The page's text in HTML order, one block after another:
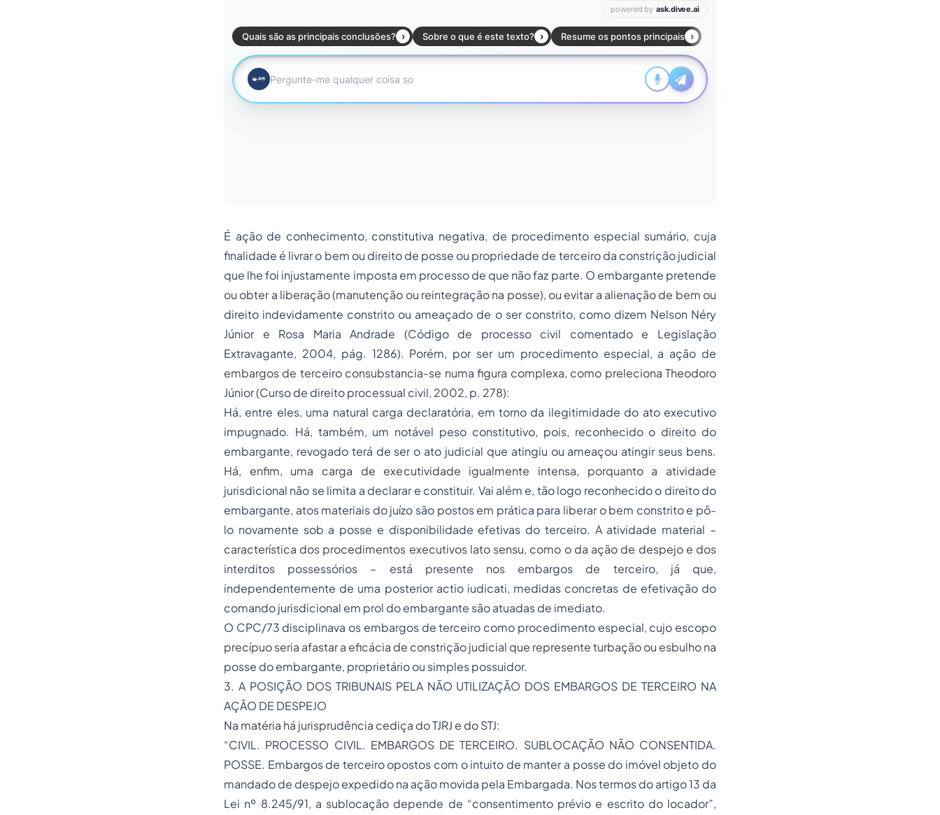
É ação de conhecimento, constitutiva negativa, de procedimento especial sumário, cuja
finalidade é livrar o bem ou direito de posse ou propriedade de terceiro da constrição judicial
que lhe foi injustamente imposta em processo de que não faz parte. O embargante pretende
ou obter a liberação (manutenção ou reintegração na posse), ou evitar a alienação de bem ou
direito indevidamente constrito ou ameaçado de o ser constrito, como dizem Nelson Néry
Júnior e Rosa Maria Andrade (Código de processo civil comentado e Legislação
Extravagante, 2004, pág. 1286). Porém, por ser um procedimento especial, a ação de
embargos de terceiro consubstancia-se numa figura complexa, como preleciona Theodoro
Júnior (Curso de direito processual civil, 2002, p. 278):
Há, entre eles, uma natural carga declaratória, em torno da ilegitimidade do ato executivo
impugnado. Há, também, um notável peso constitutivo, pois, reconhecido o direito do
embargante, revogado terá de ser o ato judicial que atingiu ou ameaçou atingir seus bens.
Há, enfim, uma carga de executividade igualmente intensa, porquanto a atividade
jurisdicional não se limita a declarar e constituir. Vai além e, tão logo reconhecido o direito do
embargante, atos materiais do juízo são postos em prática para liberar o bem constrito e pô-
lo novamente sob a posse e disponibilidade efetivas do terceiro. A atividade material –
característica dos procedimentos executivos lato sensu, como o da ação de despejo e dos
interditos possessórios – está presente nos embargos de terceiro, já que,
independentemente de uma posterior actio iudicati, medidas concretas de efetivação do
comando jurisdicional em prol do embargante são atuadas de imediato.
O CPC/73 disciplinava os embargos de terceiro como procedimento especial, cujo escopo
precípuo seria afastar a eficácia de constrição judicial que represente turbação ou esbulho na
posse do embargante, proprietário ou simples possuidor.
3. A POSIÇÃO DOS TRIBUNAIS PELA NÃO UTILIZAÇÃO DOS EMBARGOS DE TERCEIRO NA
AÇÃO DE DESPEJO
Na matéria há jurisprudência cediça do TJRJ e do STJ:
“CIVIL. PROCESSO CIVIL. EMBARGOS DE TERCEIRO. SUBLOCAÇÃO NÃO CONSENTIDA.
POSSE. Embargos de terceiro opostos com o intuito de manter a posse do imóvel objeto do
mandado de despejo expedido na ação movida pela Embargada. Nos termos do artigo 13 da
Lei nº 8.245/91, a sublocação depende de “consentimento prévio e escrito do locador”,